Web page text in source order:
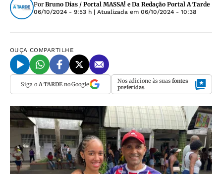
Por Bruno Dias / Portal MASSA! e Da Redação Portal A Tarde
06/10/2024 - 9:53 h | Atualizada em 06/10/2024 - 10:38
OUÇA COMPARTILHE
Siga o A TARDEno Google Nos adicione às suas fontes
preferidas